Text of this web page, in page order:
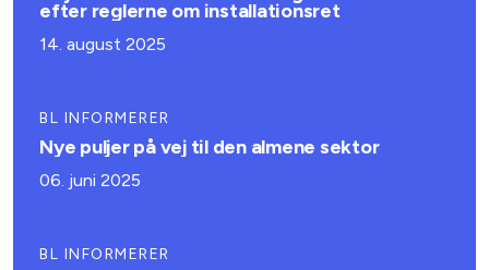
efter reglerne om installationsret
14. august 2025
BL INFORMERER
Nye puljer på vej til den almene sektor
06. juni 2025
BL INFORMERER